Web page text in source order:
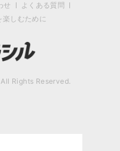
せ
よくある質問
楽しむために
Rights Reserved.